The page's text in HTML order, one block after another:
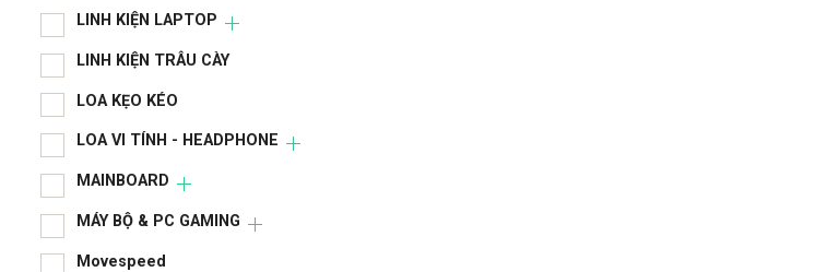
LINH KIỆN LAPTOP
LINH KIỆN TRÂU CÀY
LOA KẸO KÉO
LOA VI TÍNH - HEADPHONE
MAINBOARD
MÁY BỘ & PC GAMING
Movespeed